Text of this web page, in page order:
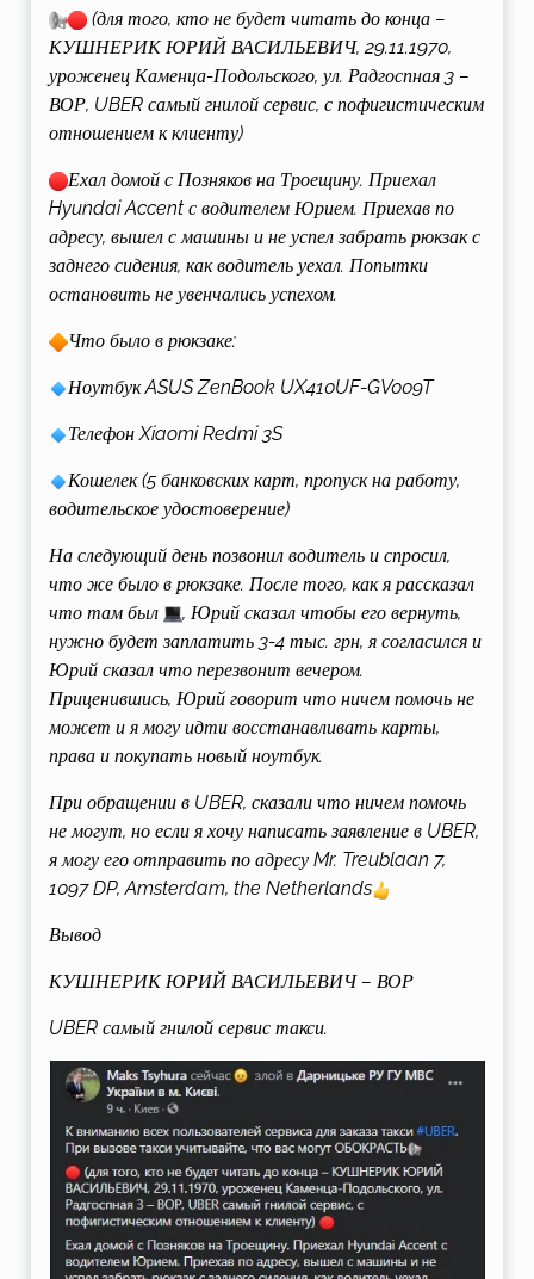
(для того, кто не будет читать до конца –
КУШНЕРИК ЮРИЙ ВАСИЛЬЕВИЧ, 29.11.1970,
уроженец Каменца-Подольского, ул. Радгоспная 3 –
ВОР, UBER самый гнилой сервис, с пофигистическим
отношением к клиенту)
Ехал домой с Позняков на Троещину. Приехал
Hyundai Accent с водителем Юрием. Приехав по
адресу, вышел с машины и не успел забрать рюкзак с
заднего сидения, как водитель уехал. Попытки
остановить не увенчались успехом.
Что было в рюкзаке:
Ноутбук ASUS ZenBook UX410UF-GV009T
Телефон Xiaomi Redmi 3S
Кошелек (5 банковских карт, пропуск на работу,
водительское удостоверение)
На следующий день позвонил водитель и спросил,
что же было в рюкзаке. После того, как я рассказал
что там был
, Юрий сказал чтобы его вернуть,
нужно будет заплатить 3-4 тыс. грн, я согласился и
Юрий сказал что перезвонит вечером.
Приценившись, Юрий говорит что ничем помочь не
может и я могу идти восстанавливать карты,
права и покупать новый ноутбук.
При обращении в UBER, сказали что ничем помочь
не могут, но если я хочу написать заявление в UBER,
я могу его отправить по адресу Mr. Treublaan 7,
1097 DP, Amsterdam, the Netherlands
Вывод
КУШНЕРИК ЮРИЙ ВАСИЛЬЕВИЧ – ВОР
UBER самый гнилой сервис такси.